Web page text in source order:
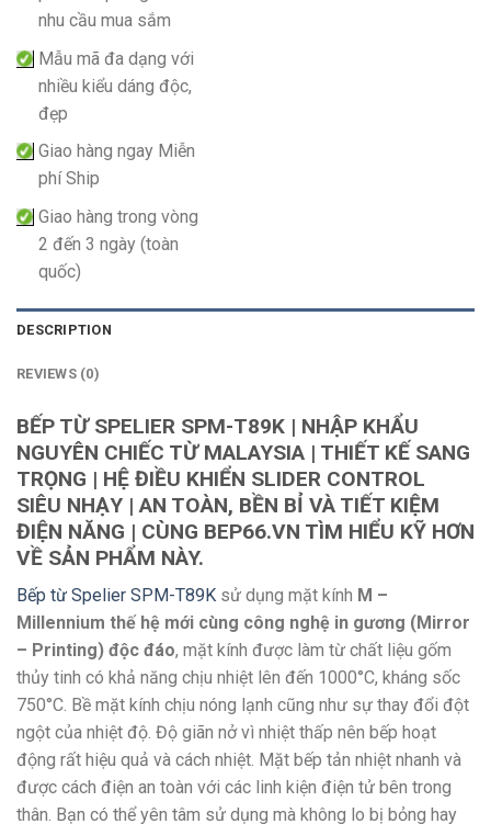
nhu cầu mua sắm
Mẫu mã đa dạng với
nhiều kiểu dáng độc,
đẹp
Giao hàng ngay Miễn
phí Ship
Giao hàng trong vòng
2 đến 3 ngày (toàn
quốc)
DESCRIPTION
REVIEWS (0)
BẾP TỪ SPELIER SPM-T89K | NHẬP KHẨU
NGUYÊN CHIẾC TỪ MALAYSIA | THIẾT KẾ SANG
TRỌNG | HỆ ĐIỀU KHIỂN SLIDER CONTROL
SIÊU NHẠY | AN TOÀN, BỀN BỈ VÀ TIẾT KIỆM
ĐIỆN NĂNG | CÙNG BEP66.VN TÌM HIỂU KỸ HƠN
VỀ SẢN PHẨM NÀY.
Bếp từ Spelier SPM-T89K sử dụng mặt kính M –
Millennium thế hệ mới cùng công nghệ in gương (Mirror
– Printing) độc đáo, mặt kính được làm từ chất liệu gốm
thủy tinh có khả năng chịu nhiệt lên đến 1000°C, kháng sốc
750°C. Bề mặt kính chịu nóng lạnh cũng như sự thay đổi đột
ngột của nhiệt độ. Độ giãn nở vì nhiệt thấp nên bếp hoạt
động rất hiệu quả và cách nhiệt. Mặt bếp tản nhiệt nhanh và
được cách điện an toàn với các linh kiện điện tử bên trong
thân. Bạn có thể yên tâm sử dụng mà không lo bị bỏng hay